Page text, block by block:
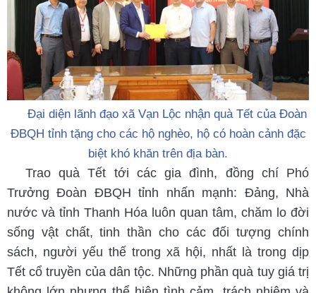
Đại diện lãnh đạo xã Vạn Lộc nhận quà Tết của Đoàn
ĐBQH tỉnh tặng cho các hộ nghèo, hộ có hoàn cảnh đặc
biệt khó khăn trên địa bàn.
Trao quà Tết tới các gia đình, đồng chí Phó
Trưởng Đoàn ĐBQH tỉnh nhấn mạnh: Đảng, Nhà
nước và tỉnh Thanh Hóa luôn quan tâm, chăm lo đời
sống vật chất, tinh thần cho các đối tượng chính
sách, người yếu thế trong xã hội, nhất là trong dịp
Tết cổ truyền của dân tộc. Những phần quà tuy giá trị